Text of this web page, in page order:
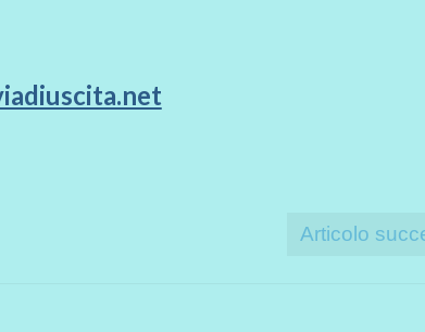
Articolo